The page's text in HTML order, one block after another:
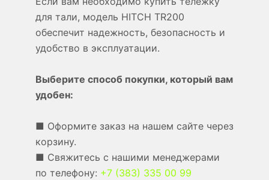
для тали, модель HITCH TR200
обеспечит надежность, безопасность и
удобство в эксплуатации.
Выберите способ покупки, который вам
удобен:
■ Оформите заказ на нашем сайте через
корзину.
■ Свяжитесь с нашими менеджерами
по телефону: +7 (383) 335 00 99